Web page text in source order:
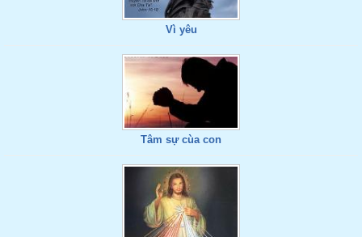
Vì yêu
Tâm sự cùa con